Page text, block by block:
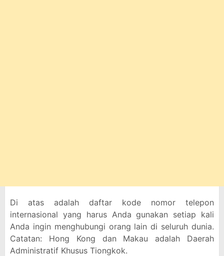
Di atas adalah daftar kode nomor telepon
internasional yang harus Anda gunakan setiap kali
Anda ingin menghubungi orang lain di seluruh dunia.
Catatan: Hong Kong dan Makau adalah Daerah
Administratif Khusus Tiongkok.